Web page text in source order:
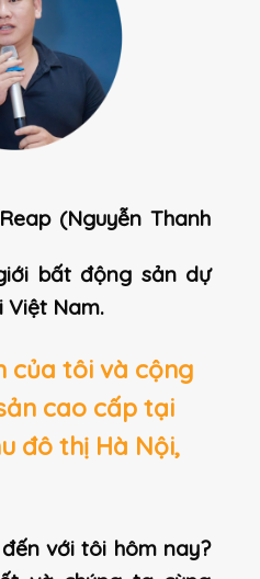
(Nguyễn Thanh
bất động sản dự
Việt Nam.
của tôi và cộng
cao cấp tại
đô thị Hà Nội,
với tôi hôm nay?